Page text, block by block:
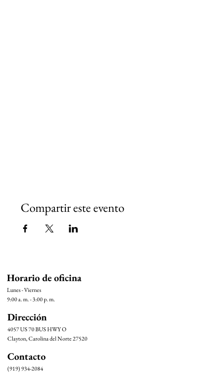
Compartir este evento
Horario de oficina
Lunes - Viernes
9:00 a. m. - 3:00 p. m.
Dirección
4057 US 70 BUS HWY O
Clayton, Carolina del Norte 27520
Contacto
(919) 934-2084